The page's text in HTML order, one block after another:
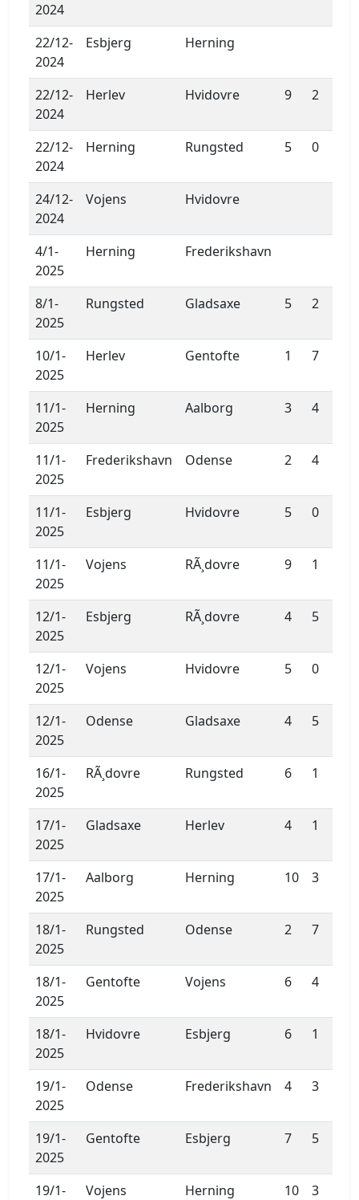
2024
22/12-
2024
Esbjerg Herning
22/12-
2024
Herlev Hvidovre 9 2
22/12-
2024
Herning Rungsted 5 0
24/12-
2024
Vojens Hvidovre
4/1-
2025
Herning Frederikshavn
8/1-
2025
Rungsted Gladsaxe 5 2
10/1-
2025
Herlev Gentofte 1 7
11/1-
2025
Herning Aalborg 3 4
11/1-
2025
Frederikshavn Odense 2 4
11/1-
2025
Esbjerg Hvidovre 5 0
11/1-
2025
Vojens RÃ¸dovre 9 1
12/1-
2025
Esbjerg RÃ¸dovre 4 5
12/1-
2025
Vojens Hvidovre 5 0
12/1-
2025
Odense Gladsaxe 4 5
16/1-
2025
RÃ¸dovre Rungsted 6 1
17/1-
2025
Gladsaxe Herlev 4 1
17/1-
2025
Aalborg Herning 10 3
18/1-
2025
Rungsted Odense 2 7
18/1-
2025
Gentofte Vojens 6 4
18/1-
2025
Hvidovre Esbjerg 6 1
19/1-
2025
Odense Frederikshavn 4 3
19/1-
2025
Gentofte Esbjerg 7 5
19/1-
Vojens Herning 10 3